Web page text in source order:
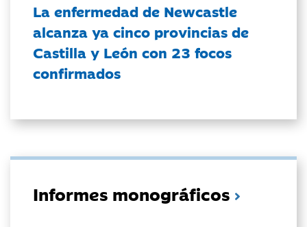
La enfermedad de Newcastle
alcanza ya cinco provincias de
Castilla y León con 23 focos
confirmados
Informes monográficos